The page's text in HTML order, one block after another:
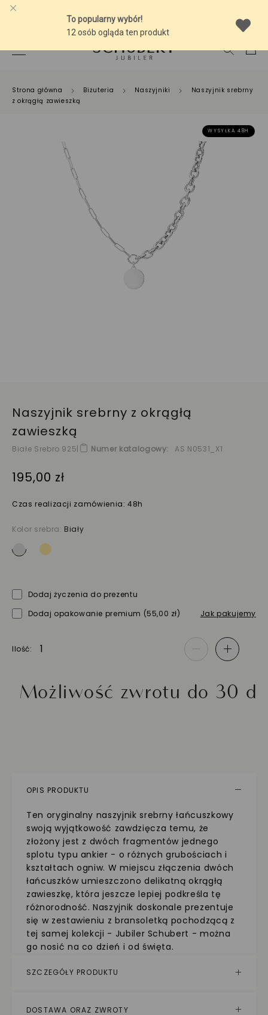
Strona główna Biżuteria Naszyjniki
Naszyjnik srebrny
z okrągłą zawieszką
WYSYŁKA 48H
Naszyjnik srebrny z okrągłą
zawieszką
Białe Srebro 925| Numer katalogowy AS N0531_X1
195,00 zł
Czas realizacji zamówienia: 48h
Kolor srebra: Biały
Dodaj życzenia do prezentu
Dodaj opakowanie premium (55,00 zł) Jak pakujemy
Ilość - +
zwrotu do 30 dni
OPIS PRODUKTU
Ten oryginalny naszyjnik srebrny łańcuszkowy
swoją wyjątkowość zawdzięcza temu, że
złożony jest z dwóch fragmentów jednego
splotu typu ankier - o różnych grubościach i
kształtach ogniw. W miejscu złączenia dwóch
łańcuszków umieszczono delikatną okrągłą
zawieszkę, która jeszcze lepiej podkreśla tę
różnorodność. Naszyjnik doskonale prezentuje
się w zestawieniu z bransoletką pochodzącą z
tej samej kolekcji - Jubiler Schubert - można
go nosić na co dzień i od święta.
SZCZEGÓŁY PRODUKTU
DOSTAWA ORAZ ZWROTY